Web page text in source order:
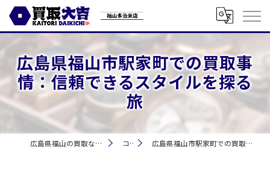
広島県福山市駅家町での買取事
情：信頼できるスタイルを探る
旅
広島県福山の買取なら買取大吉 福山多治米店 コラム 広島県福山市駅家町での買取事情：信頼できるスタイルを探る旅